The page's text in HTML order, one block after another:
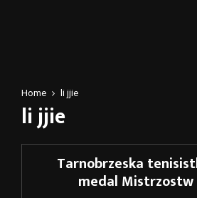
Home li jjie
li jjie
Tarnobrzeska
medal Mistrzostw